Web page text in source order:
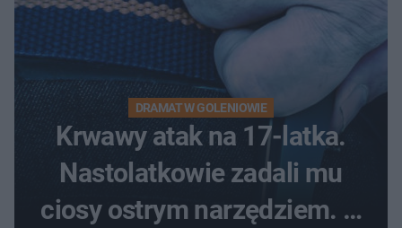
DRAMAT W GOLENIOWIE
Krwawy atak na 17-latka.
Nastolatkowie zadali mu
ciosy ostrym narzędziem. O